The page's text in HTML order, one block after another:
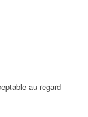
au regard